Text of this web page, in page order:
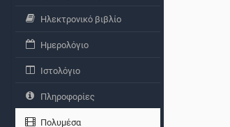
Ηλεκτρονικό βιβλίο
Ημερολόγιο
Ιστολόγιο
Πληροφορίες
Πολυμέσα